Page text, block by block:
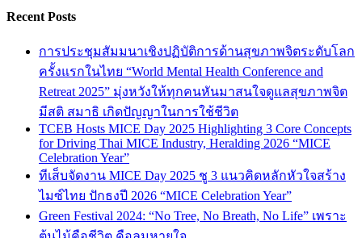
Recent Posts
การประชุมสัมมนาเชิงปฏิบัติการด้านสุขภาพจิตระดับโลก
ครั้งแรกในไทย “World Mental Health Conference and
Retreat 2025” มุ่งหวังให้ทุกคนหันมาสนใจดูแลสุขภาพจิต
มีสติ สมาธิ เกิดปัญญาในการใช้ชีวิต
TCEB Hosts MICE Day 2025 Highlighting 3 Core Concepts
for Driving Thai MICE Industry, Heralding 2026 “MICE
Celebration Year”
ทีเส็บจัดงาน MICE Day 2025 ชู 3 แนวคิดหลักหัวใจสร้าง
ไมซ์ไทย ปักธงปี 2026 “MICE Celebration Year”
Green Festival 2024: “No Tree, No Breath, No Life” เพราะ